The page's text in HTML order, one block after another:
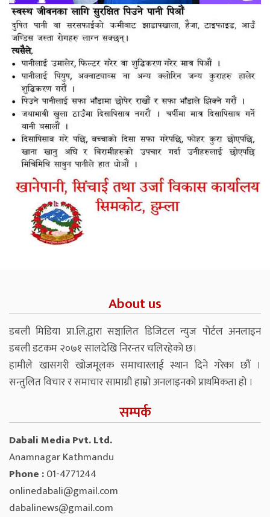
About us
डबली मिडिया प्रा.लि.द्वारा सञ्चालित डिजिटल न्युज पोर्टल अनलाइन
डबली डटकम २०७१ सालदेखि निरन्तर चलिरहेको छ।
हामीले खासगरी खोजमूलक समाचारलाई स्थान दिने गरेका छौं ।
सन्तुलित विचार र समाचार सामाग्री हाम्रो अनलाइनको प्राथमिकता हो ।
सम्पर्क
Dabali Media Pvt. Ltd.
Anamnagar Kathmandu
Phone :01-4771244
onlinedabali@gmail.com
dabalinews@gmail.com